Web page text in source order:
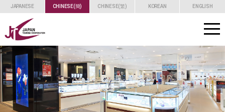
JAPANESE CHINESE(簡) CHINESE(繁) KOREAN ENGLISH
toggle